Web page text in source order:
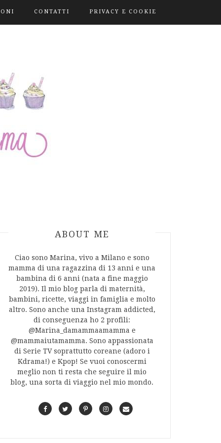
CONTATTI PRIVACY E COOKIE
ABOUT AUTHOR
ABOUT ME
Ciao sono Marina, vivo a Milano e sono
mamma di una ragazzina di 13 anni e una
bambina di 6 anni (nata a fine maggio
2019). Il mio blog parla di maternità,
bambini, ricette, viaggi in famiglia e molto
altro. Sono anche una Instagram addicted,
di conseguenza ho 2 profili:
@Marina_damammaamamma e
@mammaiutamamma. Sono appassionata
di Serie TV soprattutto coreane (adoro i
Kdrama!) e Kpop! Se vuoi conoscermi
meglio non ti resta che seguire il mio
blog, una sorta di viaggio nel mio mondo.
F
T
P
I
C